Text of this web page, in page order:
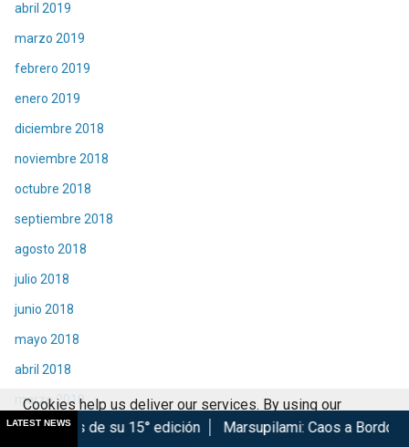
abril 2019
marzo 2019
febrero 2019
enero 2019
diciembre 2018
noviembre 2018
octubre 2018
septiembre 2018
agosto 2018
julio 2018
junio 2018
mayo 2018
abril 2018
marzo 2018
febrero 2018
LATEST NEWS
15° edición Marsupilami: Caos a Bordo se estrena en
Cookies help us deliver our services. By using our
services, you agree to our use of cookies.
Got it